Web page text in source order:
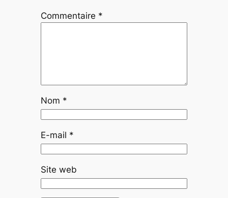
Commentaire *
Nom *
E-mail *
Site web